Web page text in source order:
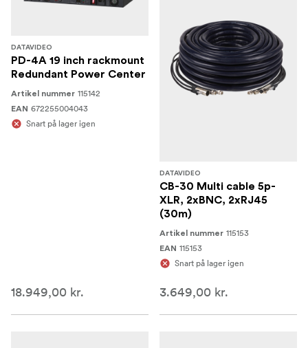
DATAVIDEO
PD-4A 19 inch rackmount
Redundant Power Center
Artikel nummer 115142
EAN 672255004043
Snart på lager igen
18.949,00 kr.
DATAVIDEO
CB-30 Multi cable 5p-
XLR, 2xBNC, 2xRJ45
(30m)
Artikel nummer 115153
EAN 115153
Snart på lager igen
3.649,00 kr.